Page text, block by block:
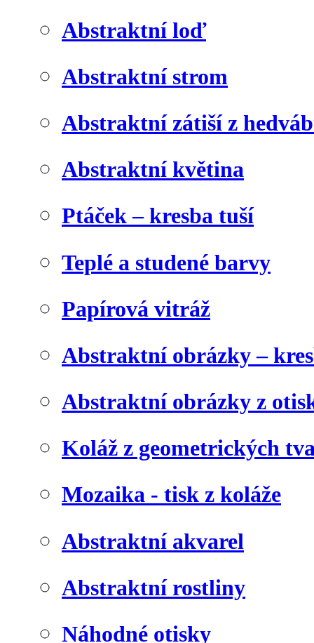
Abstraktní loď
Abstraktní strom
Abstraktní zátiší z
Abstraktní květina
Ptáček – kresba tuší
Teplé a studené barvy
Papírová vitráž
Abstraktní obrázky –
Abstraktní obrázky z
Koláž z geometrických
Mozaika - tisk z koláže
Abstraktní akvarel
Abstraktní rostliny
Náhodné otisky